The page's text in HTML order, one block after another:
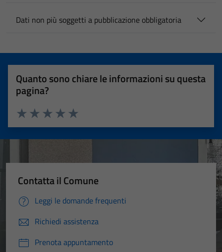
Dati non più soggetti a pubblicazione obbligatoria
Quanto sono chiare le informazioni su questa
pagina?
Valuta 5 stelle su 5
Valuta 4 stelle su 5
Valuta 3 stelle su 5
Valuta 2 stelle su 5
Valuta 1 stelle su 5
Contatta il Comune
Leggi le domande frequenti
Richiedi assistenza
Prenota appuntamento